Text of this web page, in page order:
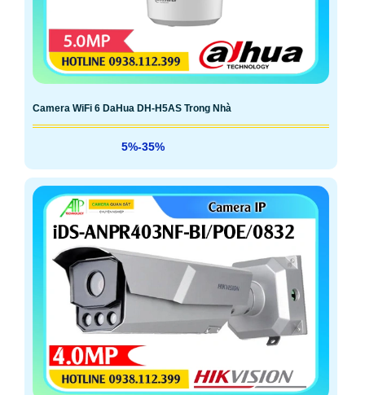
Camera WiFi 6 DaHua DH-H5AS Trong Nhà
5%-35%